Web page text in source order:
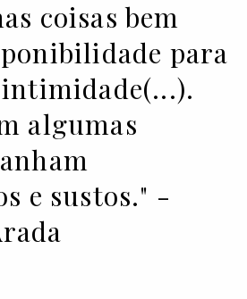
coisas bem
para
algumas
e sustos." -